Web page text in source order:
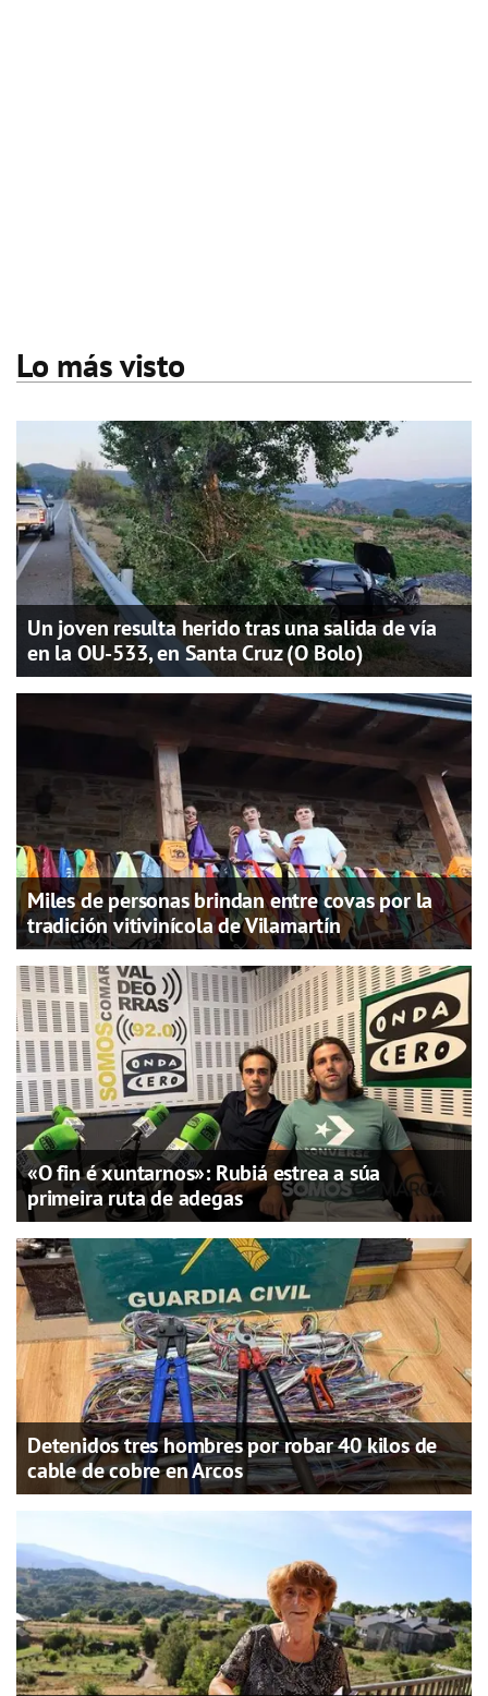
Lo más visto
Un joven resulta herido tras una salida de vía
en la OU-533, en Santa Cruz (O Bolo)
Miles de personas brindan entre covas por la
tradición vitivinícola de Vilamartín
«O fin é xuntarnos»: Rubiá estrea a súa
primeira ruta de adegas
Detenidos tres hombres por robar 40 kilos de
cable de cobre en Arcos